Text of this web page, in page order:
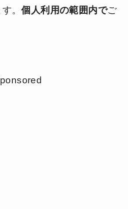
す。個人利用の範囲内でご